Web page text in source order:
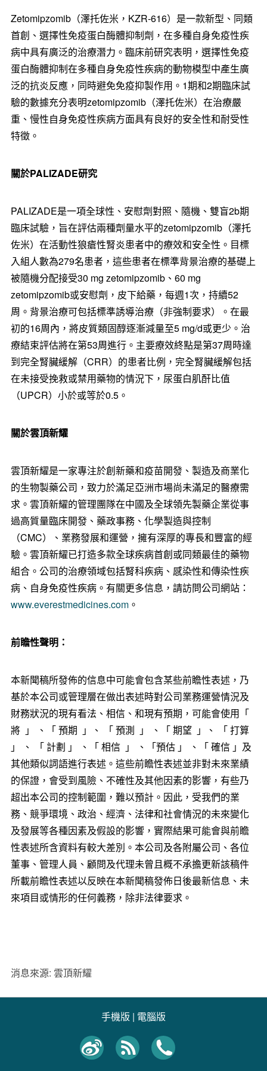
Zetomipzomib（澤托佐米，KZR-616）是一款新型、同類
首創、選擇性免疫蛋白酶體抑制劑，在多種自身免疫性疾
病中具有廣泛的治療潛力。臨床前研究表明，選擇性免疫
蛋白酶體抑制在多種自身免疫性疾病的動物模型中產生廣
泛的抗炎反應，同時避免免疫抑製作用。1期和2期臨床試
驗的數據充分表明zetomipzomib（澤托佐米）在治療嚴
重、慢性自身免疫性疾病方面具有良好的安全性和耐受性
特徵。
關於PALIZADE研究
PALIZADE是一項全球性、安慰劑對照、隨機、雙盲2b期
臨床試驗，旨在評估兩種劑量水平的zetomipzomib（澤托
佐米）在活動性狼瘡性腎炎患者中的療效和安全性。目標
入組人數為279名患者，這些患者在標準背景治療的基礎上
被隨機分配接受30 mg zetomipzomib、60 mg
zetomipzomib或安慰劑，皮下給藥，每週1次，持續52
周。背景治療可包括標準誘導治療（非強制要求）。在最
初的16周內，將皮質類固醇逐漸減量至5 mg/d或更少。治
療結束評估將在第53周進行。主要療效終點是第37周時達
到完全腎臟緩解（CRR）的患者比例，完全腎臟緩解包括
在未接受挽救或禁用藥物的情況下，尿蛋白肌酐比值
（UPCR）小於或等於0.5。
關於雲頂新耀
雲頂新耀是一家專注於創新藥和疫苗開發、製造及商業化
的生物製藥公司，致力於滿足亞洲市場尚未滿足的醫療需
求。雲頂新耀的管理團隊在中國及全球領先製藥企業從事
過高質量臨床開發、藥政事務、化學製造與控制
（CMC）、業務發展和運營，擁有深厚的專長和豐富的經
驗。雲頂新耀已打造多款全球疾病首創或同類最佳的藥物
組合。公司的治療領域包括腎科疾病、感染性和傳染性疾
病、自身免疫性疾病。有關更多信息，請訪問公司網站：
www.everestmedicines.com。
前瞻性聲明：
本新聞稿所發佈的信息中可能會包含某些前瞻性表述，乃
基於本公司或管理層在做出表述時對公司業務運營情況及
財務狀況的現有看法、相信、和現有預期，可能會使用「
將 」 、「 預期 」、 「 預測 」 、「 期望 」、 「 打算
」 、 「 計劃 」 、「 相信 」 、「預估 」 、「 確信 」及
其他類似詞語進行表述。這些前瞻性表述並非對未來業績
的保證，會受到風險、不確性及其他因素的影響，有些乃
超出本公司的控制範圍，難以預計。因此，受我們的業
務、競爭環境、政治、經濟、法律和社會情況的未來變化
及發展等各種因素及假設的影響，實際結果可能會與前瞻
性表述所含資料有較大差別。本公司及各附屬公司、各位
董事、管理人員、顧問及代理未曾且概不承擔更新該稿件
所載前瞻性表述以反映在本新聞稿發佈日後最新信息、未
來項目或情形的任何義務，除非法律要求。
消息來源: 雲頂新耀
手機版 | 電腦版